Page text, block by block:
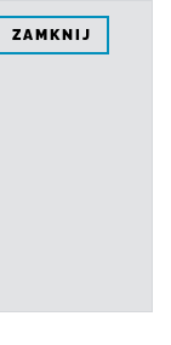
ZAMKNIJ